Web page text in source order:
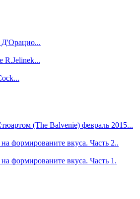
R.Jelinek...
(The Balvenie) февраль 2015...
формированите вкуса. Часть 2..
формированите вкуса. Часть 1.